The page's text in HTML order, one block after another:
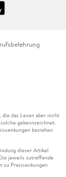
das Lesen aber nicht
gekennzeichnet.
beziehen
dieser Artikel
jeweils zutreffende
zu Preissenkungen